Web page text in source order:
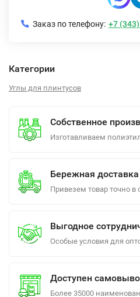
Заказ по телефону: +7
Категории
Углы для плинтусов
Собственное
Изготавливаем
Бережная доставка
Привезем товар точно в
Выгодное
Особые условия для
Доступен
Более 35000